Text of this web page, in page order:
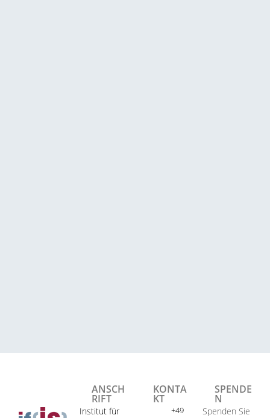
ANSCH
RIFT
Institut für
KONTA
KT
+49
SPENDE
N
Spenden Sie